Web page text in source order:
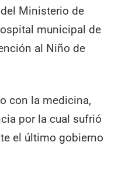
Ministerio de
municipal de
al Niño de
con la medicina,
por la cual sufrió
el último gobierno